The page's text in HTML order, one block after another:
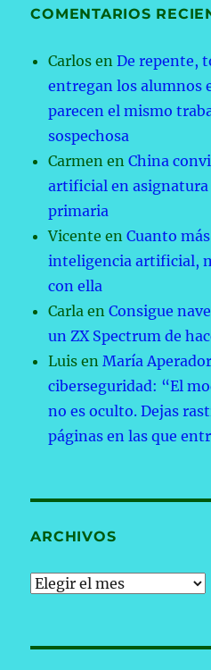
COMENTARIOS
Carlos enDe repente,
entregan los alumnos
parecen el mismo
sospechosa
Carmen enChina
artificial en
primaria
Vicente enCuanto
inteligencia artificial,
con ella
Carla enConsigue
un ZX Spectrum de
Luis enMaría
ciberseguridad: “El
no es oculto. Dejas
páginas en las que
ARCHIVOS
Archivos